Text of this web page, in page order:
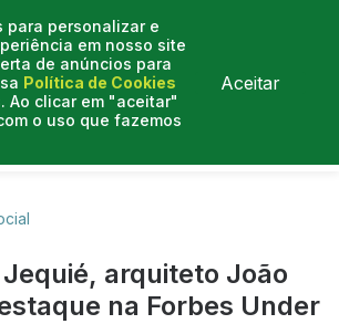
para personalizar e
em nosso site
de anúncios para
Política de Cookies
Ao clicar em "aceitar"
o uso que fazemos
Aceitar
arquiteto João
na Forbes Under